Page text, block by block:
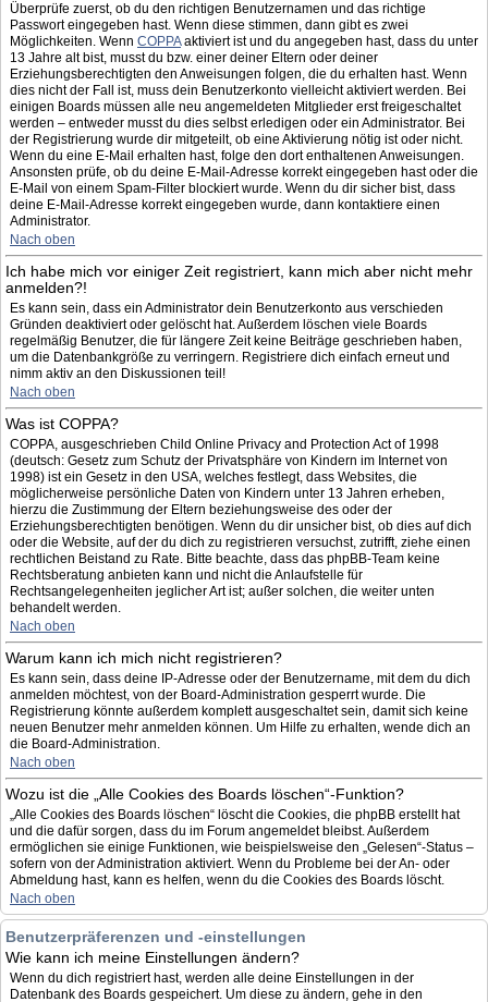
Überprüfe zuerst, ob du den richtigen Benutzernamen und das richtige
Passwort eingegeben hast. Wenn diese stimmen, dann gibt es zwei
Möglichkeiten. Wenn COPPAaktiviert ist und du angegeben hast, dass du unter
13 Jahre alt bist, musst du bzw. einer deiner Eltern oder deiner
Erziehungsberechtigten den Anweisungen folgen, die du erhalten hast. Wenn
dies nicht der Fall ist, muss dein Benutzerkonto vielleicht aktiviert werden. Bei
einigen Boards müssen alle neu angemeldeten Mitglieder erst freigeschaltet
werden – entweder musst du dies selbst erledigen oder ein Administrator. Bei
der Registrierung wurde dir mitgeteilt, ob eine Aktivierung nötig ist oder nicht.
Wenn du eine E-Mail erhalten hast, folge den dort enthaltenen Anweisungen.
Ansonsten prüfe, ob du deine E-Mail-Adresse korrekt eingegeben hast oder die
E-Mail von einem Spam-Filter blockiert wurde. Wenn du dir sicher bist, dass
deine E-Mail-Adresse korrekt eingegeben wurde, dann kontaktiere einen
Administrator.
Nach oben
Ich habe mich vor einiger Zeit registriert, kann mich aber nicht mehr
anmelden?!
Es kann sein, dass ein Administrator dein Benutzerkonto aus verschieden
Gründen deaktiviert oder gelöscht hat. Außerdem löschen viele Boards
regelmäßig Benutzer, die für längere Zeit keine Beiträge geschrieben haben,
um die Datenbankgröße zu verringern. Registriere dich einfach erneut und
nimm aktiv an den Diskussionen teil!
Nach oben
Was ist COPPA?
COPPA, ausgeschrieben Child Online Privacy and Protection Act of 1998
(deutsch: Gesetz zum Schutz der Privatsphäre von Kindern im Internet von
1998) ist ein Gesetz in den USA, welches festlegt, dass Websites, die
möglicherweise persönliche Daten von Kindern unter 13 Jahren erheben,
hierzu die Zustimmung der Eltern beziehungsweise des oder der
Erziehungsberechtigten benötigen. Wenn du dir unsicher bist, ob dies auf dich
oder die Website, auf der du dich zu registrieren versuchst, zutrifft, ziehe einen
rechtlichen Beistand zu Rate. Bitte beachte, dass das phpBB-Team keine
Rechtsberatung anbieten kann und nicht die Anlaufstelle für
Rechtsangelegenheiten jeglicher Art ist; außer solchen, die weiter unten
behandelt werden.
Nach oben
Warum kann ich mich nicht registrieren?
Es kann sein, dass deine IP-Adresse oder der Benutzername, mit dem du dich
anmelden möchtest, von der Board-Administration gesperrt wurde. Die
Registrierung könnte außerdem komplett ausgeschaltet sein, damit sich keine
neuen Benutzer mehr anmelden können. Um Hilfe zu erhalten, wende dich an
die Board-Administration.
Nach oben
Wozu ist die „Alle Cookies des Boards löschen“-Funktion?
„Alle Cookies des Boards löschen“ löscht die Cookies, die phpBB erstellt hat
und die dafür sorgen, dass du im Forum angemeldet bleibst. Außerdem
ermöglichen sie einige Funktionen, wie beispielsweise den „Gelesen“-Status –
sofern von der Administration aktiviert. Wenn du Probleme bei der An- oder
Abmeldung hast, kann es helfen, wenn du die Cookies des Boards löscht.
Nach oben
Benutzerpräferenzen und -einstellungen
Wie kann ich meine Einstellungen ändern?
Wenn du dich registriert hast, werden alle deine Einstellungen in der
Datenbank des Boards gespeichert. Um diese zu ändern, gehe in den